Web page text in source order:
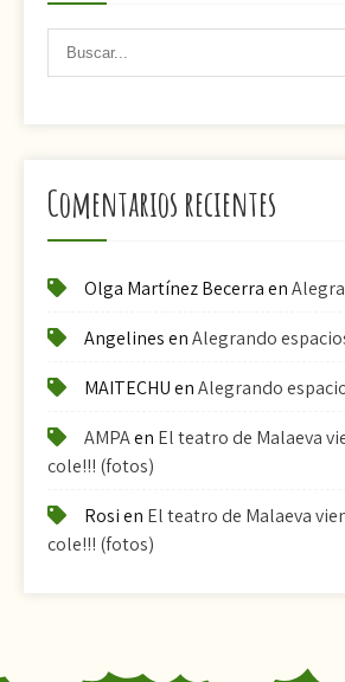
Comentarios recientes
Olga Martínez Becerraen
AngelinesenAlegrando
MAITECHUenAlegrando
AMPAen El teatro de Malaeva
cole!!! (fotos)
Rosien El teatro de Malaeva
cole!!! (fotos)